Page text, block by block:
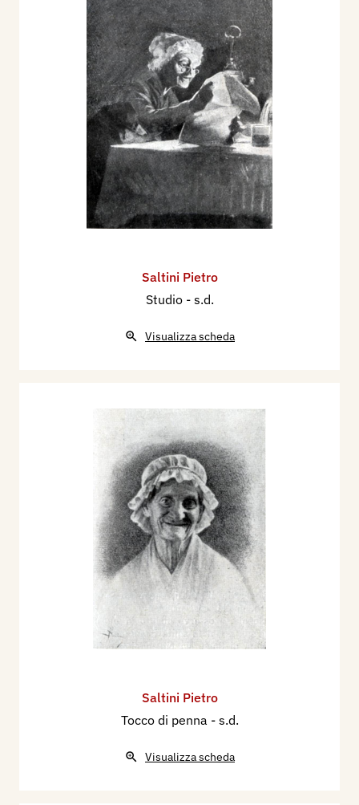
Saltini Pietro
Studio - s.d.
Visualizza scheda
Saltini Pietro
Tocco di penna - s.d.
Visualizza scheda